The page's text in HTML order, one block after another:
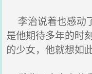
李治说着也感动
是他期待多年的时
的少女，他就想如此